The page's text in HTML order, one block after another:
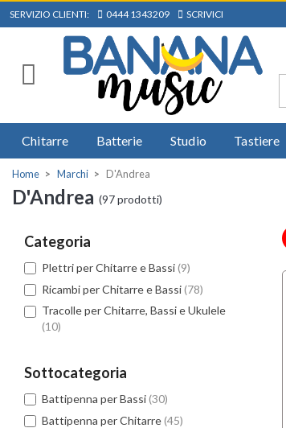
SERVIZIO CLIENTI: 0444 1343209 SCRIVICI
Chitarre Batterie Studio Tastiere
Home Marchi D'Andrea
D'Andrea (97 prodotti)
Categoria
Plettri per Chitarre e Bassi(9)
Ricambi per Chitarre e Bassi(78)
Tracolle per Chitarre, Bassi e Ukulele
(10)
Sottocategoria
Battipenna per Bassi(30)
Battipenna per Chitarre(45)